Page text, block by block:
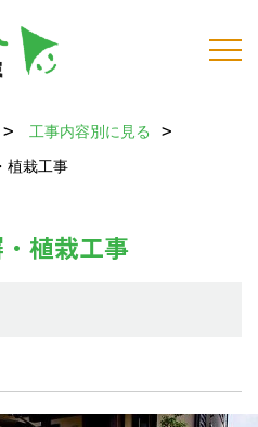
工事内容別に見る
植栽工事
植栽工事